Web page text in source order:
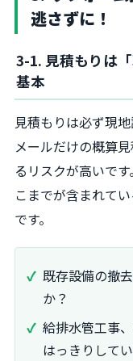
逃さずに！
3-1. 見積もりは
基本
見積もりは必ず現
メールだけの概算
るリスクが高いで
こまでが含まれて
です。
既存設備の撤
か？
給排水管工事
はっきりして